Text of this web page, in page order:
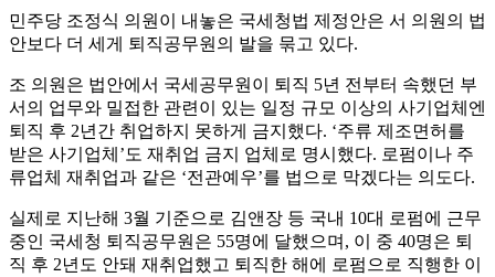
민주당 조정식 의원이 내놓은 국세청법 제정안은 서 의원의 법
안보다 더 세게 퇴직공무원의 발을 묶고 있다.
조 의원은 법안에서 국세공무원이 퇴직 5년 전부터 속했던 부
서의 업무와 밀접한 관련이 있는 일정 규모 이상의 사기업체엔
퇴직 후 2년간 취업하지 못하게 금지했다. ‘주류 제조면허를
받은 사기업체’도 재취업 금지 업체로 명시했다. 로펌이나 주
류업체 재취업과 같은 ‘전관예우’를 법으로 막겠다는 의도다.
실제로 지난해 3월 기준으로 김앤장 등 국내 10대 로펌에 근무
중인 국세청 퇴직공무원은 55명에 달했으며, 이 중 40명은 퇴
직 후 2년도 안돼 재취업했고 퇴직한 해에 로펌으로 직행한 이